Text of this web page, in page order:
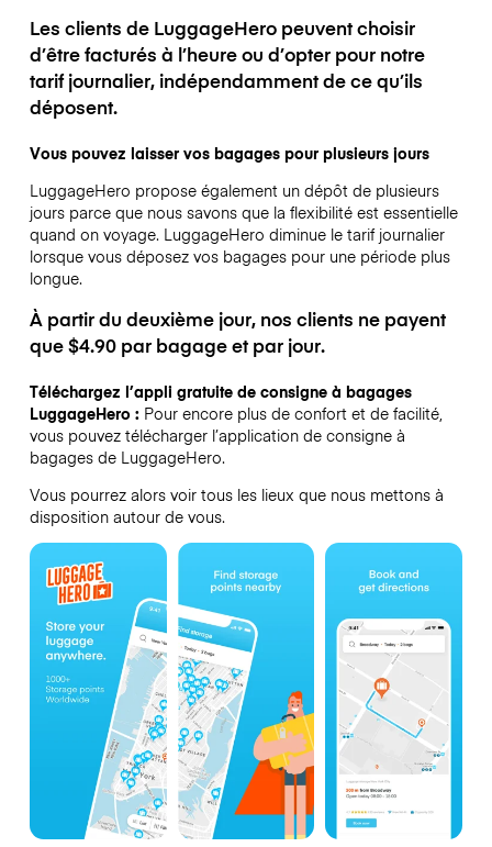
Les clients de LuggageHero peuvent choisir
d’être facturés à l’heure ou d’opter pour notre
tarif journalier, indépendamment de ce qu’ils
déposent.
Vous pouvez laisser vos bagages pour plusieurs jours
LuggageHero propose également un dépôt de plusieurs
jours parce que nous savons que la flexibilité est essentielle
quand on voyage. LuggageHero diminue le tarif journalier
lorsque vous déposez vos bagages pour une période plus
longue.
À partir du deuxième jour, nos clients ne payent
que $4.90 par bagage et par jour.
Téléchargez l’appli gratuite de consigne à bagages
LuggageHero :Pour encore plus de confort et de facilité,
vous pouvez télécharger l’application de consigne à
bagages de LuggageHero.
Vous pourrez alors voir tous les lieux que nous mettons à
disposition autour de vous.